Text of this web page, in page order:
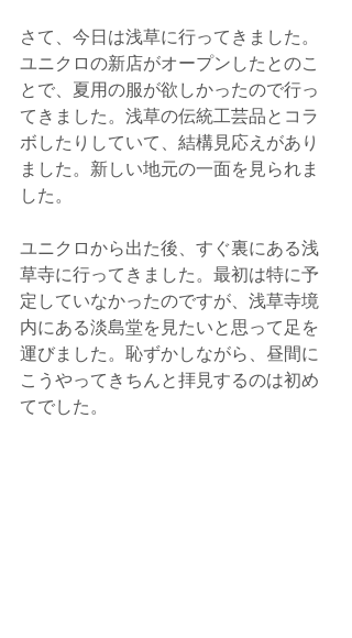
さて、今日は浅草に行ってきました。
ユニクロの新店がオープンしたとのこ
とで、夏用の服が欲しかったので行っ
てきました。浅草の伝統工芸品とコラ
ボしたりしていて、結構見応えがあり
ました。新しい地元の一面を見られま
した。
ユニクロから出た後、すぐ裏にある浅
草寺に行ってきました。最初は特に予
定していなかったのですが、浅草寺境
内にある淡島堂を見たいと思って足を
運びました。恥ずかしながら、昼間に
こうやってきちんと拝見するのは初め
てでした。